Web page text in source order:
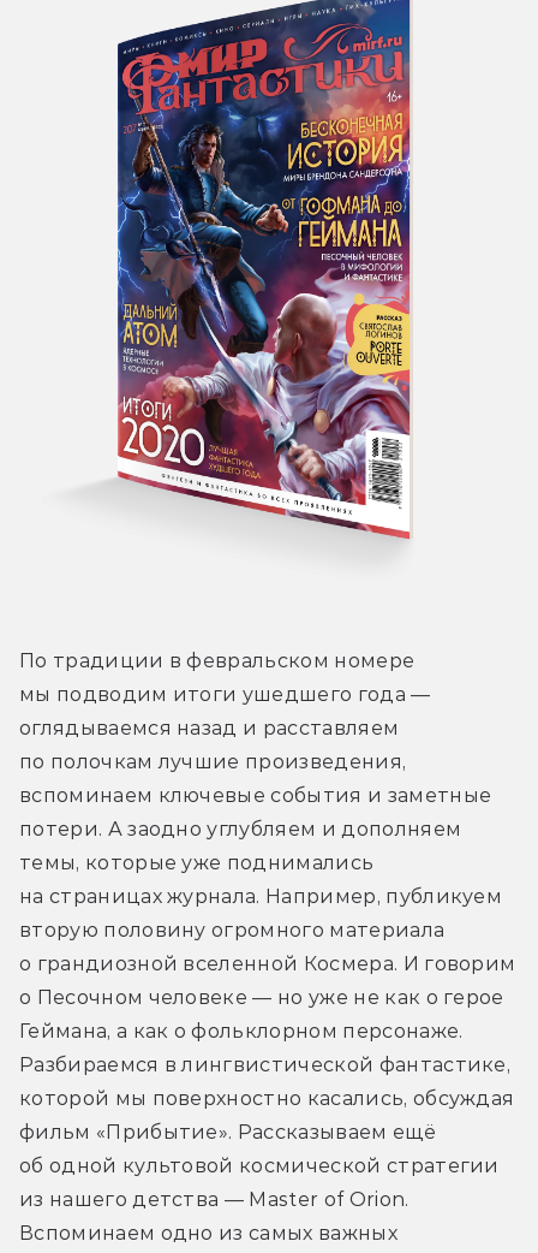
По традиции в февральском номере
мы подводим итоги ушедшего года —
оглядываемся назад и расставляем
по полочкам лучшие произведения,
вспоминаем ключевые события и заметные
потери. А заодно углубляем и дополняем
темы, которые уже поднимались
на страницах журнала. Например, публикуем
вторую половину огромного материала
о грандиозной вселенной Космера. И говорим
о Песочном человеке — но уже не как о герое
Геймана, а как о фольклорном персонаже.
Разбираемся в лингвистической фантастике,
которой мы поверхностно касались, обсуждая
фильм «Прибытие». Рассказываем ещё
об одной культовой космической стратегии
из нашего детства — Master of Orion.
Вспоминаем одно из самых важных